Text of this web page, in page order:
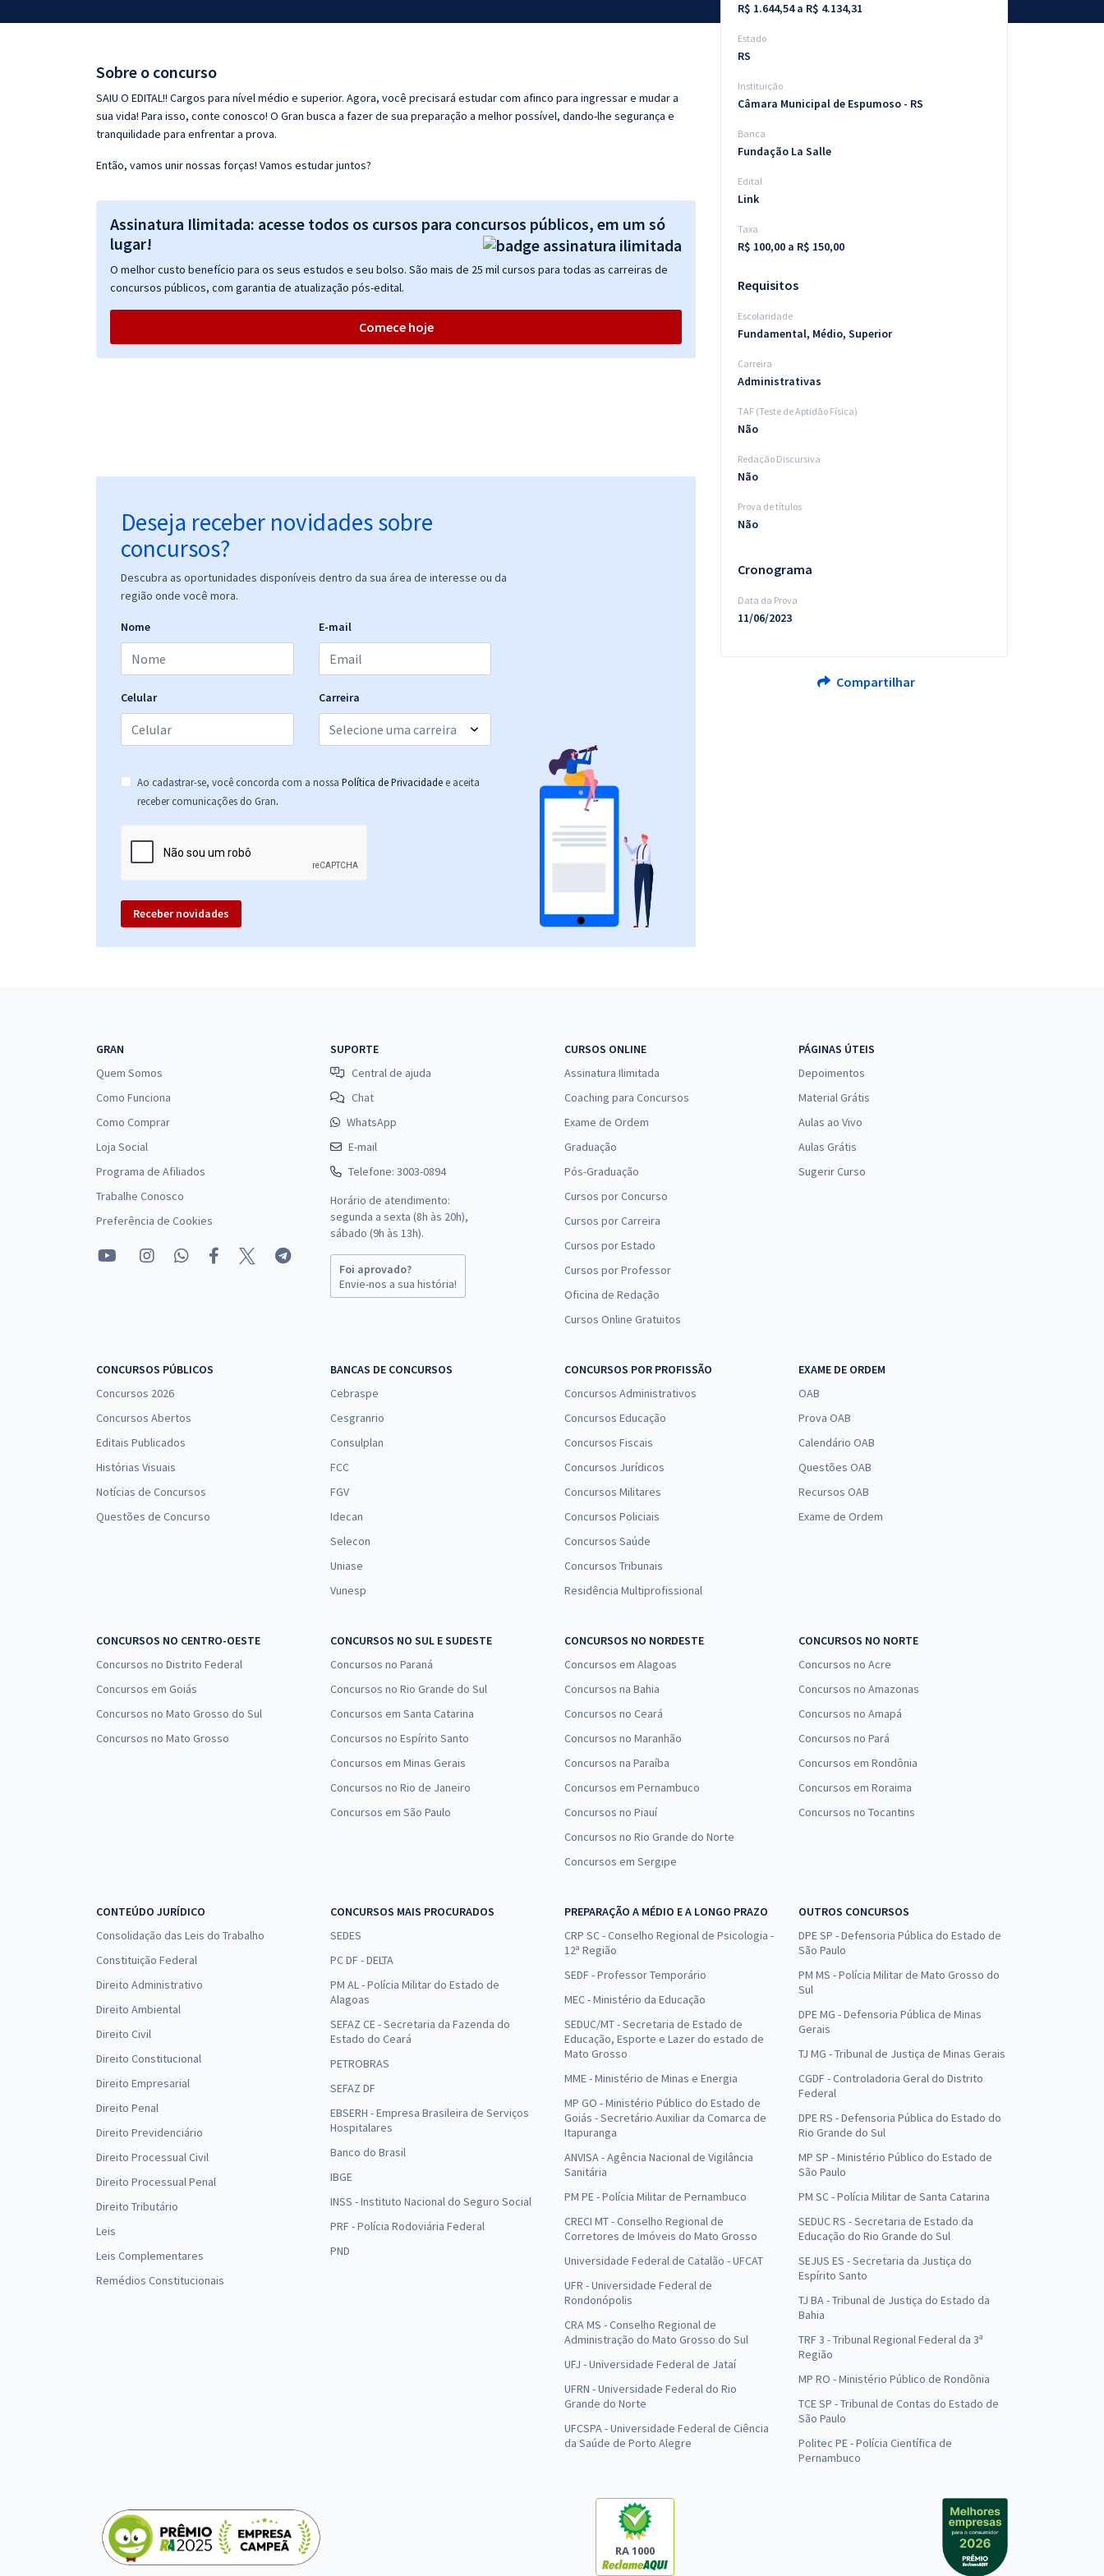
Questões grátis
Conteúdo gratuito
Sobre o concurso
SAIU O EDITAL!! Cargos para nível médio e superior. Agora, você precisará estudar com afinco para ingressar e mudar a
sua vida! Para isso, conte conosco! O Gran busca a fazer de sua preparação a melhor possível, dando-lhe segurança e
tranquilidade para enfrentar a prova.
Então, vamos unir nossas forças! Vamos estudar juntos?
Assinatura Ilimitada: acesse todos os cursos para concursos públicos, em um só
lugar!
O melhor custo benefício para os seus estudos e seu bolso. São mais de 25 mil cursos para todas as carreiras de
concursos públicos, com garantia de atualização pós-edital.
Comece hoje
Deseja receber novidades sobre
concursos?
Descubra as oportunidades disponíveis dentro da sua área de interesse ou da
região onde você mora.
Nome E-mail
Celular Carreira
Ao cadastrar-se, você concorda com a nossa Política de Privacidade e aceita
receber comunicações do Gran.
Receber novidades
R$ 1.644,54 a R$ 4.134,31
Estado
RS
Instituição
Câmara Municipal de Espumoso - RS
Banca
Fundação La Salle
Edital
Link
Taxa
R$ 100,00 a R$ 150,00
Requisitos
Escolaridade
Fundamental, Médio, Superior
Carreira
Administrativas
TAF (Teste de Aptidão Física)
Não
Redação Discursiva
Não
Prova de títulos
Não
Cronograma
Data da Prova
11/06/2023
Compartilhar
GRAN
Quem Somos
Como Funciona
Como Comprar
Loja Social
Programa de Afiliados
Trabalhe Conosco
Preferência de Cookies
SUPORTE
Central de ajuda
Chat
WhatsApp
E-mail
Telefone: 3003-0894
Horário de atendimento:
segunda a sexta (8h às 20h),
sábado (9h às 13h).
Foi aprovado?
Envie-nos a sua história!
CURSOS ONLINE
Assinatura Ilimitada
Coaching para Concursos
Exame de Ordem
Graduação
Pós-Graduação
Cursos por Concurso
Cursos por Carreira
Cursos por Estado
Cursos por Professor
Oficina de Redação
Cursos Online Gratuitos
PÁGINAS ÚTEIS
Depoimentos
Material Grátis
Aulas ao Vivo
Aulas Grátis
Sugerir Curso
CONCURSOS PÚBLICOS
Concursos 2026
Concursos Abertos
Editais Publicados
Histórias Visuais
Notícias de Concursos
Questões de Concurso
BANCAS DE CONCURSOS
Cebraspe
Cesgranrio
Consulplan
FCC
FGV
Idecan
Selecon
Uniase
Vunesp
CONCURSOS POR PROFISSÃO
Concursos Administrativos
Concursos Educação
Concursos Fiscais
Concursos Jurídicos
Concursos Militares
Concursos Policiais
Concursos Saúde
Concursos Tribunais
Residência Multiprofissional
EXAME DE ORDEM
OAB
Prova OAB
Calendário OAB
Questões OAB
Recursos OAB
Exame de Ordem
CONCURSOS NO CENTRO-OESTE
Concursos no Distrito Federal
Concursos em Goiás
Concursos no Mato Grosso do Sul
Concursos no Mato Grosso
CONCURSOS NO SUL E SUDESTE
Concursos no Paraná
Concursos no Rio Grande do Sul
Concursos em Santa Catarina
Concursos no Espírito Santo
Concursos em Minas Gerais
Concursos no Rio de Janeiro
Concursos em São Paulo
CONCURSOS NO NORDESTE
Concursos em Alagoas
Concursos na Bahia
Concursos no Ceará
Concursos no Maranhão
Concursos na Paraíba
Concursos em Pernambuco
Concursos no Piauí
Concursos no Rio Grande do Norte
Concursos em Sergipe
CONCURSOS NO NORTE
Concursos no Acre
Concursos no Amazonas
Concursos no Amapá
Concursos no Pará
Concursos em Rondônia
Concursos em Roraima
Concursos no Tocantins
CONTEÚDO JURÍDICO
Consolidação das Leis do Trabalho
Constituição Federal
Direito Administrativo
Direito Ambiental
Direito Civil
Direito Constitucional
Direito Empresarial
Direito Penal
Direito Previdenciário
Direito Processual Civil
Direito Processual Penal
Direito Tributário
Leis
Leis Complementares
Remédios Constitucionais
CONCURSOS MAIS PROCURADOS
SEDES
PC DF - DELTA
PM AL - Polícia Militar do Estado de
Alagoas
SEFAZ CE - Secretaria da Fazenda do
Estado do Ceará
PETROBRAS
SEFAZ DF
EBSERH - Empresa Brasileira de Serviços
Hospitalares
Banco do Brasil
IBGE
INSS - Instituto Nacional do Seguro Social
PRF - Polícia Rodoviária Federal
PND
PREPARAÇÃO A MÉDIO E A LONGO PRAZO
CRP SC - Conselho Regional de Psicologia -
12ª Região
SEDF - Professor Temporário
MEC - Ministério da Educação
SEDUC/MT - Secretaria de Estado de
Educação, Esporte e Lazer do estado de
Mato Grosso
MME - Ministério de Minas e Energia
MP GO - Ministério Público do Estado de
Goiás - Secretário Auxiliar da Comarca de
Itapuranga
ANVISA - Agência Nacional de Vigilância
Sanitária
PM PE - Polícia Militar de Pernambuco
CRECI MT - Conselho Regional de
Corretores de Imóveis do Mato Grosso
Universidade Federal de Catalão - UFCAT
UFR - Universidade Federal de
Rondonópolis
CRA MS - Conselho Regional de
Administração do Mato Grosso do Sul
UFJ - Universidade Federal de Jataí
UFRN - Universidade Federal do Rio
Grande do Norte
UFCSPA - Universidade Federal de Ciência
da Saúde de Porto Alegre
OUTROS CONCURSOS
DPE SP - Defensoria Pública do Estado de
São Paulo
PM MS - Polícia Militar de Mato Grosso do
Sul
DPE MG - Defensoria Pública de Minas
Gerais
TJ MG - Tribunal de Justiça de Minas Gerais
CGDF - Controladoria Geral do Distrito
Federal
DPE RS - Defensoria Pública do Estado do
Rio Grande do Sul
MP SP - Ministério Público do Estado de
São Paulo
PM SC - Polícia Militar de Santa Catarina
SEDUC RS - Secretaria de Estado da
Educação do Rio Grande do Sul
SEJUS ES - Secretaria da Justiça do
Espírito Santo
TJ BA - Tribunal de Justiça do Estado da
Bahia
TRF 3 - Tribunal Regional Federal da 3ª
Região
MP RO - Ministério Público de Rondônia
TCE SP - Tribunal de Contas do Estado de
São Paulo
Politec PE - Polícia Científica de
Pernambuco
RA 1000